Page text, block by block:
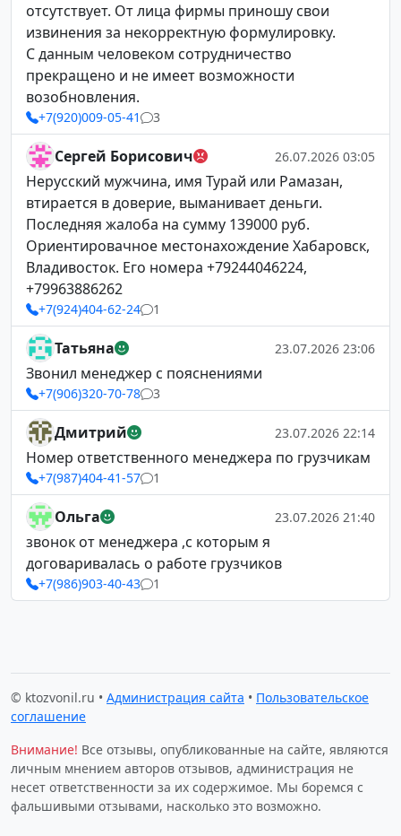
отсутствует. От лица фирмы приношу свои
извинения за некорректную формулировку.
С данным человеком сотрудничество
прекращено и не имеет возможности
возобновления.
+7(920)009-05-41 3
Сергей Борисович 26.07.2026 03:05
Нерусский мужчина, имя Турай или Рамазан,
втирается в доверие, выманивает деньги.
Последняя жалоба на сумму 139000 руб.
Ориентировачное местонахождение Хабаровск,
Владивосток. Его номера +79244046224,
+79963886262
+7(924)404-62-24 1
Татьяна 23.07.2026 23:06
Звонил менеджер с пояснениями
+7(906)320-70-78 3
Дмитрий 23.07.2026 22:14
Номер ответственного менеджера по грузчикам
+7(987)404-41-57 1
Ольга 23.07.2026 21:40
звонок от менеджера ,с которым я
договаривалась о работе грузчиков
+7(986)903-40-43 1
© ktozvonil.ru • Администрация сайта • Пользовательское
соглашение
Внимание! Все отзывы, опубликованные на сайте, являются
личным мнением авторов отзывов, администрация не
несет ответственности за их содержимое. Мы боремся с
фальшивыми отзывами, насколько это возможно.